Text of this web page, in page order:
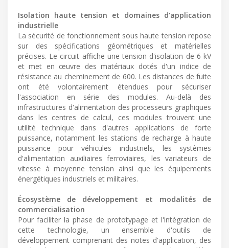
Isolation haute tension et domaines d'application
industrielle
La sécurité de fonctionnement sous haute tension repose
sur des spécifications géométriques et matérielles
précises. Le circuit affiche une tension d'isolation de 6 kV
et met en œuvre des matériaux dotés d'un indice de
résistance au cheminement de 600. Les distances de fuite
ont été volontairement étendues pour sécuriser
l'association en série des modules. Au-delà des
infrastructures d'alimentation des processeurs graphiques
dans les centres de calcul, ces modules trouvent une
utilité technique dans d'autres applications de forte
puissance, notamment les stations de recharge à haute
puissance pour véhicules industriels, les systèmes
d'alimentation auxiliaires ferroviaires, les variateurs de
vitesse à moyenne tension ainsi que les équipements
énergétiques industriels et militaires.
Écosystème de développement et modalités de
commercialisation
Pour faciliter la phase de prototypage et l'intégration de
cette technologie, un ensemble d'outils de
développement comprenant des notes d'application, des